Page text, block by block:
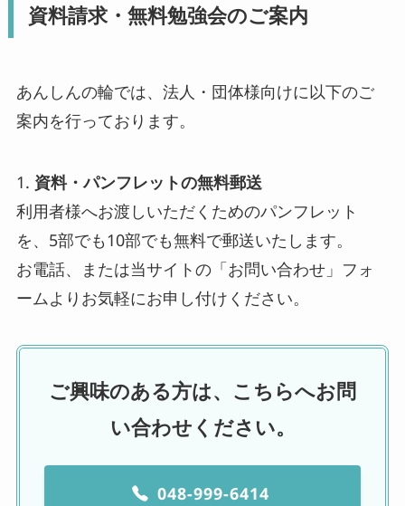
資料請求・無料勉強会のご案内
あんしんの輪では、法人・団体様向けに以下のご
案内を行っております。
1. 資料・パンフレットの無料郵送
利用者様へお渡しいただくためのパンフレット
を、5部でも10部でも無料で郵送いたします。
お電話、または当サイトの「お問い合わせ」フォ
ームよりお気軽にお申し付けください。
ご興味のある方は、こちらへお問
い合わせください。
048-999-6414